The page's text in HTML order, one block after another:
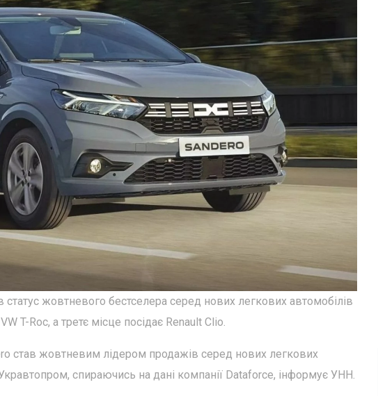
жовтневого бестселера серед нових легкових автомобілів
T-Roc, а третє місце посідає Renault Clio.
став жовтневим лідером продажів серед нових легкових
спираючись на дані компанії Dataforce, інформує УНН.